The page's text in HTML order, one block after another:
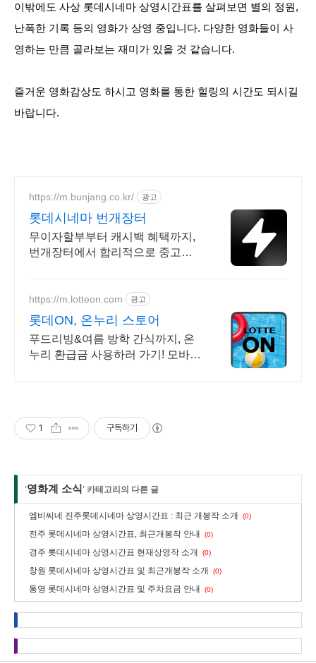
이밖에도 사상 롯데시네마 상영시간표를 살펴보면 별의 정원,
난폭한 기록 등의 영화가 상영 중입니다. 다양한 영화들이 사
영하는 만큼 골라보는 재미가 있을 것 같습니다.
즐거운 영화감상도 하시고 영화를 통한 힐링의 시간도 되시길
바랍니다.
https://m.bunjang.co.kr/ 광고
롯데시네마 번개장터
무이자할부부터 캐시백 혜택까지,
번개장터에서 합리적으로 중고거
상의 신규 상품 업로드
https://m.lotteon.com 광고
롯데ON, 온누리 스토어
푸드리빙&여름 방학 간식까지, 온
누리 환급금 사용하러 가기! 모바일
1 구독하기
'영화계 소식 ' 카테고리의 다른 글
엠비씨네 진주롯데시네마 상영시간표 : 최근 개봉작 소개 (0)
전주 롯데시네마 상영시간표, 최근개봉작 안내 (0)
경주 롯데시네마 상영시간표 현재상영작 소개 (0)
창원 롯데시네마 상영시간표 및 최근개봉작 소개 (0)
통영 롯데시네마 상영시간표 및 주차요금 안내 (0)